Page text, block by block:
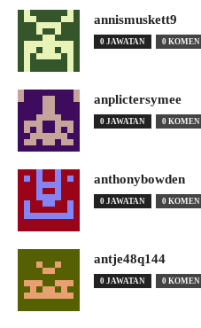
annismuskett9
0 JAWATAN 0 KOMEN
anplictersymee
0 JAWATAN 0 KOMEN
anthonybowden
0 JAWATAN 0 KOMEN
antje48q144
0 JAWATAN 0 KOMEN